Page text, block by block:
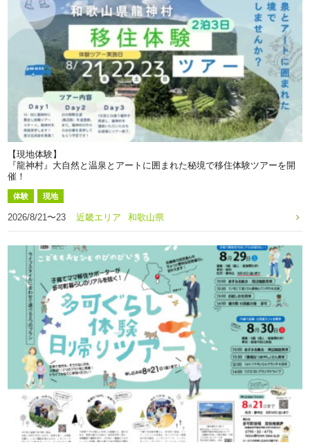
【現地体験】
『龍神村』大自然と温泉とアートに囲まれた秘境で移住体験ツアーを開
催！
体験 現地
2026/8/21〜23 近畿エリア 和歌山県